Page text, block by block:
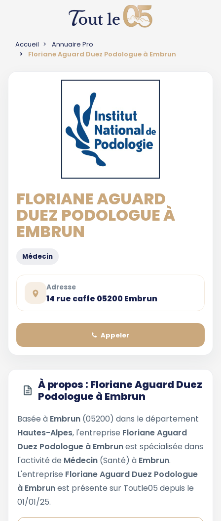
Accueil
Annuaire Pro
Floriane Aguard Duez Podologue à Embrun
FLORIANE AGUARD
DUEZ PODOLOGUE À
EMBRUN
Médecin
Adresse
14 rue caffe 05200 Embrun
Appeler
À propos : Floriane Aguard Duez
Podologue à Embrun
Basée à Embrun (05200) dans le département
Hautes-Alpes, l'entreprise Floriane Aguard
Duez Podologue à Embrunest spécialisée dans
l'activité de Médecin (Santé) à Embrun.
L'entreprise Floriane Aguard Duez Podologue
à Embrunest présente sur Toutle05 depuis le
01/01/25.